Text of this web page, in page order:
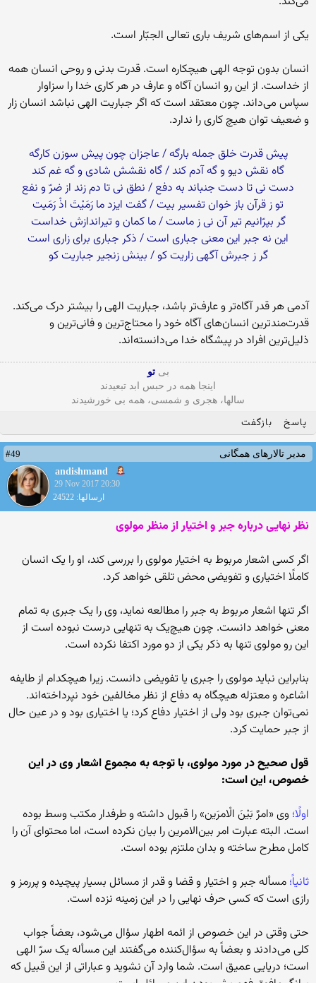
یکى از اسم‌‏هاى شریف بارى تعالى الجبّار است.
انسان بدون توجه الهى هیچکاره است. قدرت بدنى و روحى انسان همه
از خداست. از این رو انسان آگاه و عارف در هر کارى خدا را سزاوار
سپاس مى‏‌داند. چون معتقد است که اگر جباریت الهى نباشد انسان زار
و ضعیف توان هیچ کارى را ندارد.
پیش قدرت خلق جمله بارگه / عاجزان چون پیش سوزن کارگه‏
گاه نقش دیو و گه آدم کند / گاه نقشش شادى و گه غم کند
دست نى تا دست جنباند به دفع / نطق نى تا دم زند از ضرّ و نفع‏
تو ز قرآن باز خوان تفسیر بیت / گفت ایزد ما رَمَیْتَ اذْ رَمَیت‏
گر بپرّانیم تیر آن نى ز ماست / ما کمان و تیراندازش خداست‏
این نه جبر این معنى جبارى است / ذکر جبارى براى زارى است‏
گر ز جبرش آگهى زاریت کو / بینش زنجیر جباریت کو
آدمى هر قدر آگاه‌‏تر و عارف‏‌تر باشد، جباریت الهى را بیشتر درک مى‏‌کند.
قدرت‏‌مندترین انسان‌‏هاى آگاه خود را محتاج‌‏ترین و فانى‌‏ترین و
ذلیل‌ترین افراد در پیشگاه خدا مى‌‏دانسته‌‏اند.
بی تو
اینجا همه در حبس ابد تبعیدند
سالها، هجری و شمسی، همه بی خورشیدند
پاسخ بازگفت
مدیر تالارهای همگانی
#49
andishmand
29 Nov 2017 20:30
ارسالها: 24522
نظر نهایی درباره جبر و اختیار از منظر مولوی
اگر کسى اشعار مربوط به اختیار مولوى را بررسى کند، او را یک انسان
کاملًا اختیارى و تفویضی محض تلقى خواهد کرد.
اگر تنها اشعار مربوط به جبر را مطالعه نماید، وى را یک جبرى به تمام
معنى خواهد دانست. چون هیچ‏‌یک به تنهایى درست نبوده است از
این رو مولوى تنها به ذکر یکى از دو مورد اکتفا نکرده است.
بنابراین نباید مولوى را جبرى یا تفویضی دانست. زیرا هیچکدام از طایفه
اشاعره و معتزله هیچگاه به دفاع از نظر مخالفین خود نپرداخته‌‌‏اند.
نمى‌‌‏توان جبرى بود ولى از اختیار دفاع کرد؛ یا اختیارى بود و در عین حال
از جبر حمایت کرد.
قول صحیح در مورد مولوى، با توجه به مجموع اشعار وى در این
خصوص، این است:
اولًا؛ وى «امرٌ بَیْنَ الْامرَین» را قبول داشته و طرفدار مکتب وسط بوده
است. البته عبارت امر بین‌‏الامرین را بیان نکرده است، اما محتواى آن را
کامل مطرح ساخته و بدان ملتزم بوده است.
ثانیاً؛ مسأله جبر و اختیار و قضا و قدر از مسائل بسیار پیچیده و پررمز و
رازى است که کسى حرف نهایى را در این زمینه نزده است.
حتى وقتى در این خصوص از ائمه اطهار سؤال مى‌‏شود، بعضاً جواب
کلى مى‏‌دادند و بعضاً به سؤال‏‌کننده مى‌‏گفتند این مسأله یک سرّ الهى
است؛ دریایى عمیق است. شما وارد آن نشوید و عباراتى از این قبیل که